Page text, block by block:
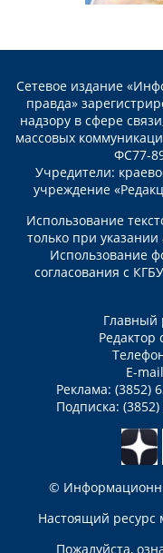
Сетевое издание
правда»
надзору в сфере
массовых
ФС77-
Учредители:
учреждение
Использование
только при
Использование
согласования с
Главный
E-
Реклама: (3852)
Подписка: (3852)
©
Настоящий ресурс
Пожалуйста,